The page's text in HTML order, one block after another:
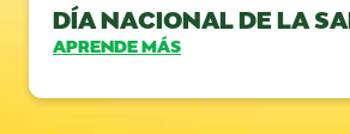
DÍA NACIONAL DE LA
APRENDE MÁS